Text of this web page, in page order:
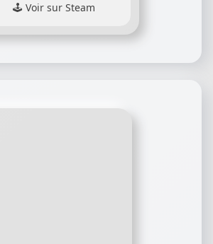
Voir sur Steam